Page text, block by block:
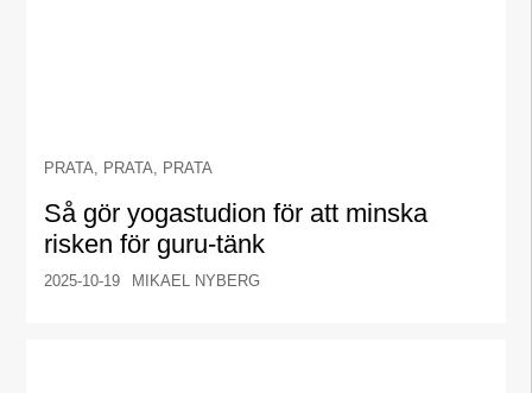
PRATA, PRATA, PRATA
Så gör yogastudion för att minska
risken för guru-tänk
2025-10-19 MIKAEL NYBERG